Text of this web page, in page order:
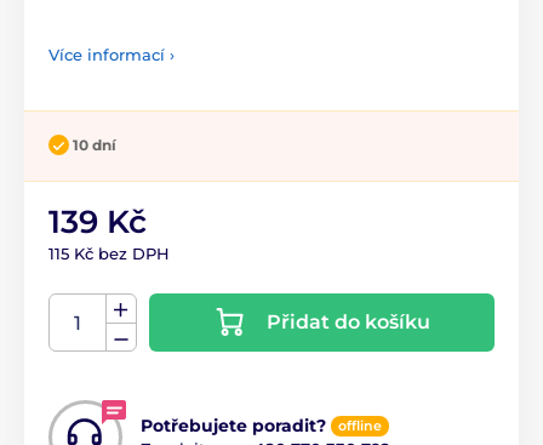
Více informací ›
10 dní
139 Kč
115 Kč bez DPH
Přidat do košíku
Potřebujete poradit? offline